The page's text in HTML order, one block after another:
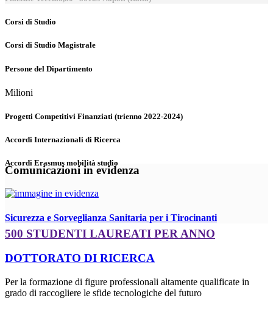
Corsi di Studio
Corsi di Studio Magistrale
Persone del Dipartimento
Milioni
Progetti Competitivi Finanziati (trienno 2022-2024)
Accordi Internazionali di Ricerca
Accordi Erasmus mobilità studio
Comunicazioni in evidenza
Sicurezza e Sorveglianza Sanitaria per i Tirocinanti
500 STUDENTI LAUREATI PER ANNO
DOTTORATO DI RICERCA
Per la formazione di figure professionali altamente qualificate in
grado di raccogliere le sfide tecnologiche del futuro